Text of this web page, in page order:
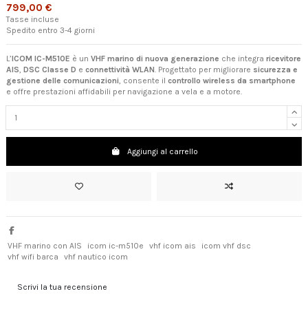
799,00 €
Tasse incluse
Spedito entro 3-4 giorni
L’ICOM IC-M510E è un VHF marino di nuova generazione che integra ricevitore
AIS, DSC Classe D e connettività WLAN. Progettato per migliorare sicurezza e
gestione delle comunicazioni, consente il controllo wireless da smartphone
e offre prestazioni affidabili per navigazione a vela e a motore.
Aggiungi al carrello
VHF marino con AIS icom ic-m510e vhf icom ais
icom vhf dsc
vhf wifi barca
vhf nautico icom
Scrivi la tua recensione